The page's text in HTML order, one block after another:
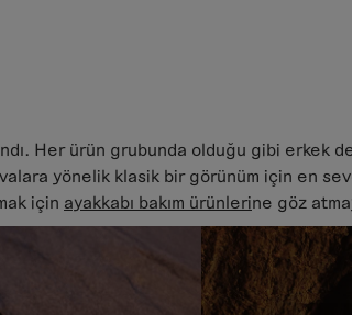
Her ürün grubunda olduğu gibi erkek
yönelik klasik bir görünüm için en
için ayakkabı bakım ürünlerine göz